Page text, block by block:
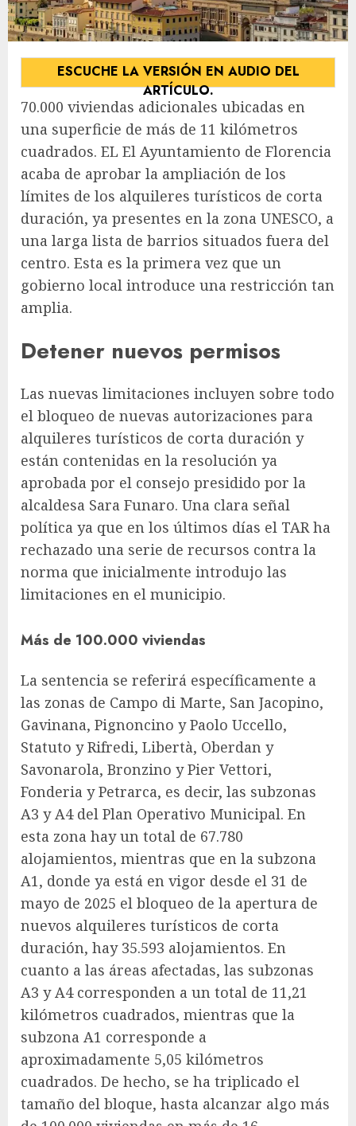
ESCUCHE LA VERSIÓN EN AUDIO DEL
ARTÍCULO.
70.000 viviendas adicionales ubicadas en
una superficie de más de 11 kilómetros
cuadrados. EL El Ayuntamiento de Florencia
acaba de aprobar la ampliación de los
límites de los alquileres turísticos de corta
duración, ya presentes en la zona UNESCO, a
una larga lista de barrios situados fuera del
centro. Esta es la primera vez que un
gobierno local introduce una restricción tan
amplia.
Detener nuevos permisos
Las nuevas limitaciones incluyen sobre todo
el bloqueo de nuevas autorizaciones para
alquileres turísticos de corta duración y
están contenidas en la resolución ya
aprobada por el consejo presidido por la
alcaldesa Sara Funaro. Una clara señal
política ya que en los últimos días el TAR ha
rechazado una serie de recursos contra la
norma que inicialmente introdujo las
limitaciones en el municipio.
Más de 100.000 viviendas
La sentencia se referirá específicamente a
las zonas de Campo di Marte, San Jacopino,
Gavinana, Pignoncino y Paolo Uccello,
Statuto y Rifredi, Libertà, Oberdan y
Savonarola, Bronzino y Pier Vettori,
Fonderia y Petrarca, es decir, las subzonas
A3 y A4 del Plan Operativo Municipal. En
esta zona hay un total de 67.780
alojamientos, mientras que en la subzona
A1, donde ya está en vigor desde el 31 de
mayo de 2025 el bloqueo de la apertura de
nuevos alquileres turísticos de corta
duración, hay 35.593 alojamientos. En
cuanto a las áreas afectadas, las subzonas
A3 y A4 corresponden a un total de 11,21
kilómetros cuadrados, mientras que la
subzona A1 corresponde a
aproximadamente 5,05 kilómetros
cuadrados. De hecho, se ha triplicado el
tamaño del bloque, hasta alcanzar algo más